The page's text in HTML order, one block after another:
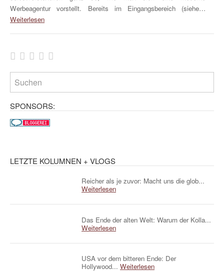
Werbeagentur vorstellt. Bereits im Eingangsbereich (siehe…
Weiterlesen
SPONSORS:
LETZTE KOLUMNEN + VLOGS
Reicher als je zuvor: Macht uns die glob...
Weiterlesen
Das Ende der alten Welt: Warum der Kolla...
Weiterlesen
USA vor dem bitteren Ende: Der
Hollywood... Weiterlesen